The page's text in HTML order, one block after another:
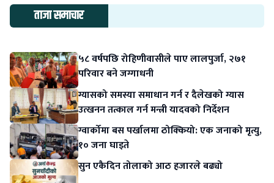
ताजा समाचार
५८ वर्षपछि रोहिणीवासीले पाए लालपुर्जा, २७१
परिवार बने जग्गाधनी
ग्यासको समस्या समाधान गर्न र दैलेखको ग्यास
उत्खनन तत्काल गर्न मन्त्री यादवको निर्देशन
ग्वार्कोमा बस पर्खालमा ठोक्कियो: एक जनाको मृत्यु,
१० जना घाइते
सुन एकैदिन तोलाको आठ हजारले बढ्यो